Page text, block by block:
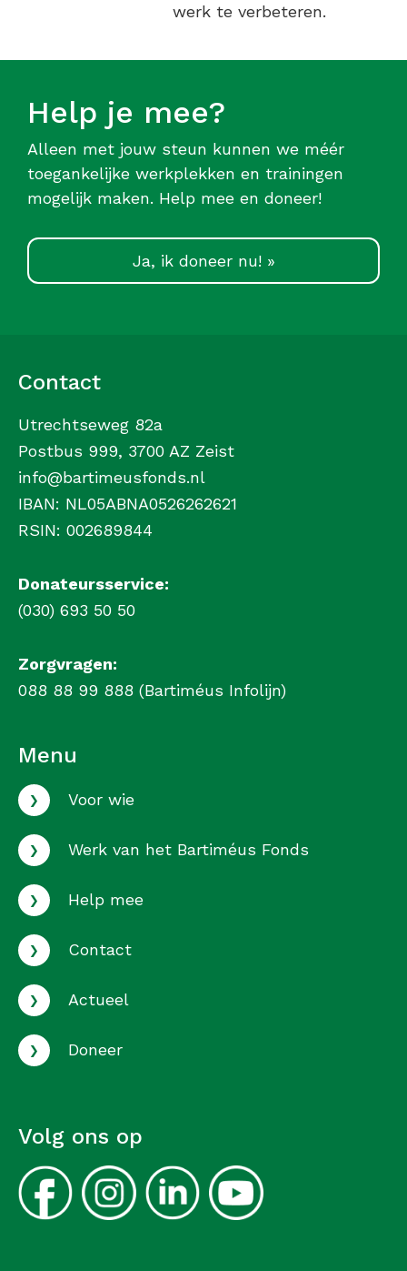
werk te verbeteren.
Help je mee?
Alleen met jouw steun kunnen we méér
toegankelijke werkplekken en trainingen
mogelijk maken. Help mee en doneer!
Ja, ik doneer nu! »
Contact
Utrechtseweg 82a
Postbus 999, 3700 AZ Zeist
info@bartimeusfonds.nl
IBAN: NL05ABNA0526262621
RSIN: 002689844
Donateursservice:
(030) 693 50 50
Zorgvragen:
088 88 99 888 (Bartiméus Infolijn)
Menu
› Voor wie
› Werk van het Bartiméus Fonds
› Help mee
› Contact
› Actueel
› Doneer
Volg ons op